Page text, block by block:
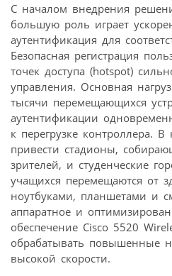
С началом внедрения
большую роль играет
аутентификация для
Безопасная регистрация
точек доступа (hotspot)
управления. Основная
тысячи перемещающихся
аутентификации
к перегрузке контроллера.
привести стадионы,
зрителей, и студенческие
учащихся перемещаются от
ноутбуками, планшетами и
аппаратное и
обеспечение Cisco 5520
обрабатывать повышенные
высокой скорости.